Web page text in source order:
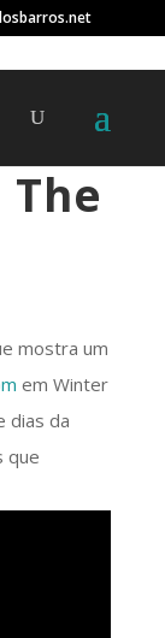
mostra um
em Winter
dias da
que